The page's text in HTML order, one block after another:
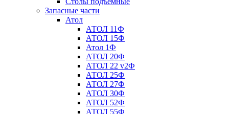
Запасные части
Атол
АТОЛ 11Ф
АТОЛ 15Ф
Атол 1Ф
АТОЛ 20Ф
АТОЛ 22 v2Ф
АТОЛ 25Ф
АТОЛ 27Ф
АТОЛ 30Ф
АТОЛ 52Ф
АТОЛ 55Ф